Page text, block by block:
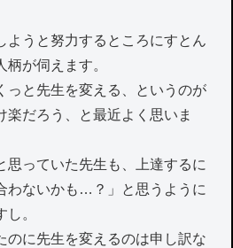
ようと努力するところにすとん
が伺えます。
っと先生を変える、というのが
楽だろう、と最近よく思いま
思っていた先生も、上達するに
わないかも…？」と思うように
。
のに先生を変えるのは申し訳な